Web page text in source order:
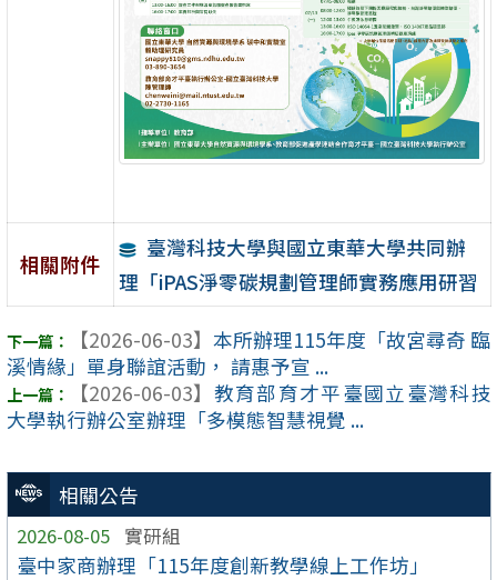
相關公告
2026-08-05 實研組
臺中家商辦理「115年度創新教學線上工作坊」
相關附件
臺灣科技大學與國立東華大學共同辦
理「iPAS淨零碳規劃管理師實務應用研習
【2026-06-03】 本所辦理115年度「故宮尋奇 臨
溪情緣」單身聯誼活動， 請惠予宣 ...
【2026-06-03】 教育部育才平臺國立臺灣科技
大學執行辦公室辦理「多模態智慧視覺 ...